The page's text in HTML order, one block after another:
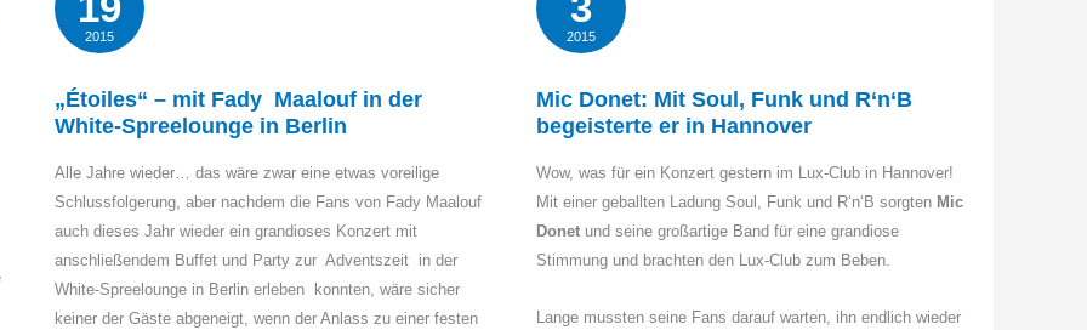
2015
„Étoiles“ – mit Fady Maalouf in der
White-Spreelounge in Berlin
Alle Jahre wieder… das wäre zwar eine etwas voreilige
Schlussfolgerung, aber nachdem die Fans von Fady Maalouf
auch dieses Jahr wieder ein grandioses Konzert mit
anschließendem Buffet und Party zur Adventszeit in der
White-Spreelounge in Berlin erleben konnten, wäre sicher
keiner der Gäste abgeneigt, wenn der Anlass zu einer festen
2015
Mic Donet: Mit Soul, Funk und R‘n‘B
begeisterte er in Hannover
Wow, was für ein Konzert gestern im Lux-Club in Hannover!
Mit einer geballten Ladung Soul, Funk und R‘n‘B sorgten Mic
Donet und seine großartige Band für eine grandiose
Stimmung und brachten den Lux-Club zum Beben.
Lange mussten seine Fans darauf warten, ihn endlich wieder